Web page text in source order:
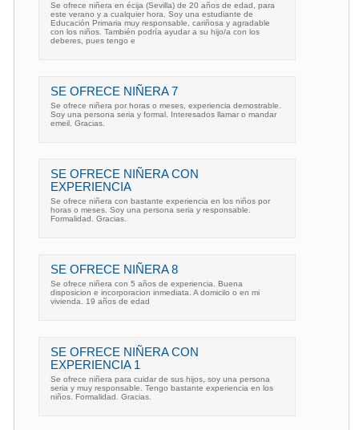
Se ofrece niñera en écija (Sevilla) de 20 años de edad, para
este verano y a cualquier hora. Soy una estudiante de
Educación Primaria muy responsable, cariñosa y agradable
con los niños. También podría ayudar a su hijo/a con los
deberes, pues tengo e
SE OFRECE NIÑERA 7
Se ofrece niñera por horas o meses, experiencia demostrable.
Soy una persona seria y formal. Interesados llamar o mandar
emeil. Gracias.
SE OFRECE NIÑERA CON
EXPERIENCIA
Se ofrece niñera con bastante experiencia en los niños por
horas o meses. Soy una persona seria y responsable.
Formalidad. Gracias.
SE OFRECE NIÑERA 8
Se ofrece niñera con 5 años de experiencia. Buena
disposicion e incorporacion inmediata. A domicilo o en mi
vivienda. 19 años de edad
SE OFRECE NIÑERA CON
EXPERIENCIA 1
Se ofrece niñera para cuidar de sus hijos, soy una persona
seria y muy responsable. Tengo bastante experiencia en los
niños. Formalidad. Gracias.